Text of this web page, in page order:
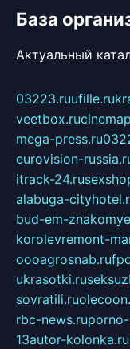
База
Актуальный
03223.ruufille.ru
veetbox.ru
mega-press.ru
eurovision-
itrack-24.ru
alabuga-
bud-em-
korolevremont-
oooagrosnab.ru
ukrasotki.ru
sovratili.ru
rbc-news.ru
13autor-kolonka.ru